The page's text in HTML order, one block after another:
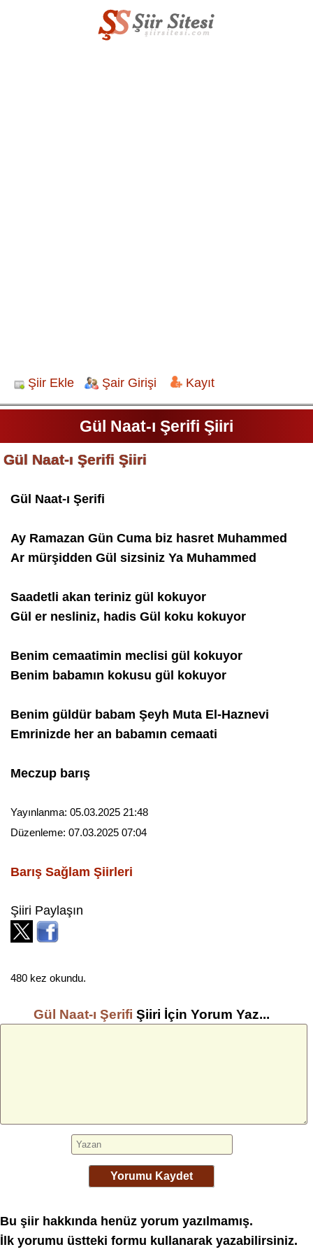
Şiir Ekle Şair Girişi Kayıt
Gül Naat-ı Şerifi Şiiri
Gül Naat-ı Şerifi Şiiri
Gül Naat-ı Şerifi
Ay Ramazan Gün Cuma biz hasret Muhammed
Ar mürşidden Gül sizsiniz Ya Muhammed
Saadetli akan teriniz gül kokuyor
Gül er nesliniz, hadis Gül koku kokuyor
Benim cemaatimin meclisi gül kokuyor
Benim babamın kokusu gül kokuyor
Benim güldür babam Şeyh Muta El-Haznevi
Emrinizde her an babamın cemaati
Meczup barış
Yayınlanma: 05.03.2025 21:48
Düzenleme: 07.03.2025 07:04
Barış Sağlam Şiirleri
Şiiri Paylaşın
480 kez okundu.
Gül Naat-ı Şerifi Şiiri İçin Yorum Yaz...
Yorumu Kaydet
Bu şiir hakkında henüz yorum yazılmamış.
İlk yorumu üstteki formu kullanarak yazabilirsiniz.